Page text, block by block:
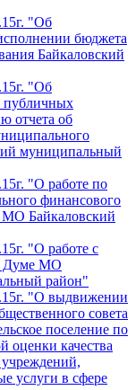
"Об
бюджета
Байкаловский
"Об
публичных
отчета об
муниципальный
"О работе по
финансового
МО Байкаловский
"О работе с
Думе МО
район"
"О выдвижении
совета
поселение по
оценки качества
услуги в сфере